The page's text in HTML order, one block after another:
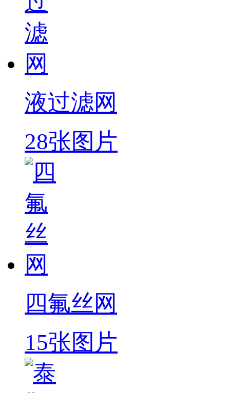
液过滤网
28张图片
四氟丝网
15张图片